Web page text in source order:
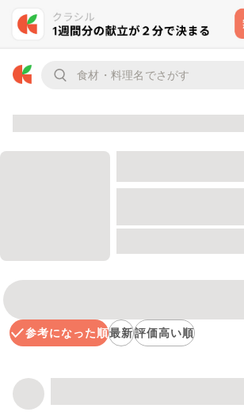
参考になった順最新評価高い順